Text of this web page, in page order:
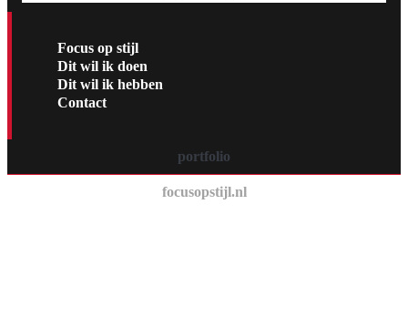
Focus op stijl
Dit wil ik doen
Dit wil ik hebben
Contact
portfolio
focusopstijl.nl